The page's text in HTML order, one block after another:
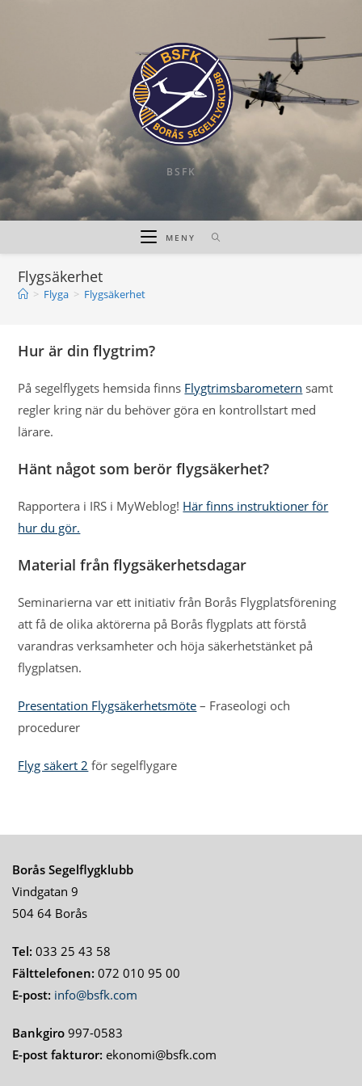
BSFK
MENY
Flygsäkerhet
> Flyga > Flygsäkerhet
Hur är din flygtrim?
På segelflygets hemsida finns Flygtrimsbarometern samt
regler kring när du behöver göra en kontrollstart med
lärare.
Hänt något som berör flygsäkerhet?
Rapportera i IRS i MyWeblog! Här finns instruktioner för
hur du gör.
Material från flygsäkerhetsdagar
Seminarierna var ett initiativ från Borås Flygplatsförening
att få de olika aktörerna på Borås flygplats att förstå
varandras verksamheter och höja säkerhetstänket på
flygplatsen.
Presentation Flygsäkerhetsmöte – Fraseologi och
procedurer
Flyg säkert 2 för segelflygare
Borås Segelflygklubb
Vindgatan 9
504 64 Borås
Tel: 033 25 43 58
Fälttelefonen: 072 010 95 00
E-post: info@bsfk.com
Bankgiro 997-0583
E-post fakturor: ekonomi@bsfk.com